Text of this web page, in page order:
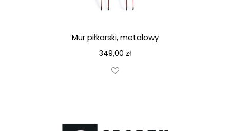
Mur piłkarski, metalowy
349,00 zł